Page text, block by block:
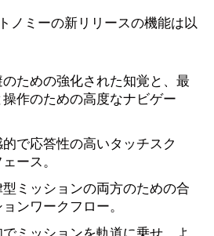
ノミーの新リリースの機能は以
ための強化された知覚と、最
作のための高度なナビゲー
で応答性の高いタッチスク
ース。
ミッションの両方のための合
ンワークフロー。